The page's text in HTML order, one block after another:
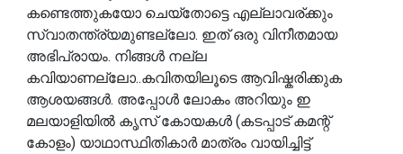
കണ്ടെത്തുകയോ ചെയ്തോട്ടെ എല്ലാവര്ക്കും
സ്വാതന്ത്ര്യമുണ്ടല്ലോ. ഇത് ഒരു വിനീതമായ
അഭിപ്രായം. നിങ്ങൾ നല്ല
കവിയാണല്ലോ..കവിതയിലൂടെ ആവിഷ്കരിക്കുക
ആശയങ്ങൾ. അപ്പോൾ ലോകം അറിയും ഇ
മലയാളിയിൽ കൃസ് കോയകൾ (കടപ്പാട് കമന്റ്
കോളം) യാഥാസ്ഥിതികാർ മാത്രം വായിച്ചിട്ട്